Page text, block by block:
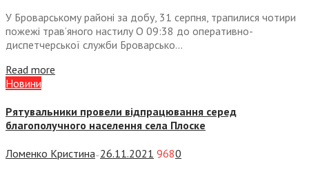
У Броварському районі за добу, 31 серпня, трапилися чотири
пожежі трав’яного настилу О 09:38 до оперативно-
диспетчерської служби Броварсько...
Read more
Новини
Рятувальники провели відпрацювання серед
благополучного населення села Плоске
Ломенко Кристина— 26.11.2021 9680